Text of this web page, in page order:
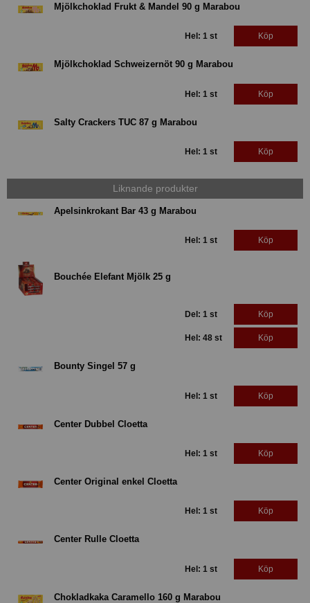
Mjölkchoklad Frukt & Mandel 90 g Marabou
Hel: 1 st Köp
Mjölkchoklad Schweizernöt 90 g Marabou
Hel: 1 st Köp
Salty Crackers TUC 87 g Marabou
Hel: 1 st Köp
Liknande produkter
Apelsinkrokant Bar 43 g Marabou
Hel: 1 st Köp
Bouchée Elefant Mjölk 25 g
Del: 1 st Köp
Hel: 48 st Köp
Bounty Singel 57 g
Hel: 1 st Köp
Center Dubbel Cloetta
Hel: 1 st Köp
Center Original enkel Cloetta
Hel: 1 st Köp
Center Rulle Cloetta
Hel: 1 st Köp
Chokladkaka Caramello 160 g Marabou